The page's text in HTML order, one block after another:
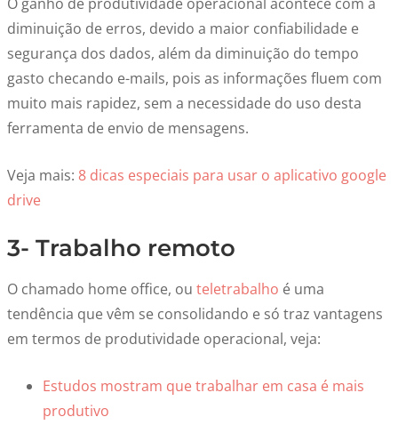
diminuição de erros, devido a maior confiabilidade e
segurança dos dados, além da diminuição do tempo
gasto checando e-mails, pois as informações fluem com
muito mais rapidez, sem a necessidade do uso desta
ferramenta de envio de mensagens.
Veja mais: 8 dicas especiais para usar o aplicativo google
drive
3- Trabalho remoto
O chamado home office, ou teletrabalho é uma
tendência que vêm se consolidando e só traz vantagens
em termos de produtividade operacional, veja:
Estudos mostram que trabalhar em casa é mais
produtivo